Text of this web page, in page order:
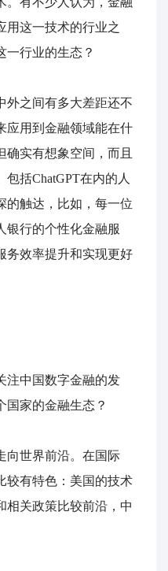
用这一技术的行业之
一行业的生态？
外之间有多大差距还不
应用到金融领域能在什
实有想象空间，而且
括ChatGPT在内的人
的触达，比如，每一位
银行的个性化金融服
务效率提升和实现更好
注中国数字金融的发
国家的金融生态？
向世界前沿。在国际
较有特色：美国的技术
相关政策比较前沿，中